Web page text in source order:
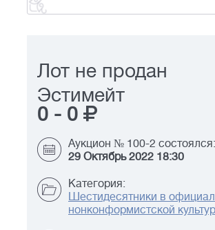
Лот не продан
Эстимейт
0 - 0
Аукцион № 100-2 состоялся:
29 Октябрь 2022 18:30
Категория:
Шестидесятники в
нонконформистской